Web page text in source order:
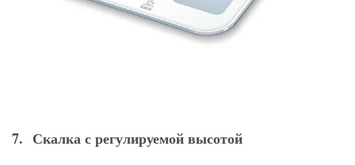
7. Скалка с регулируемой высотой